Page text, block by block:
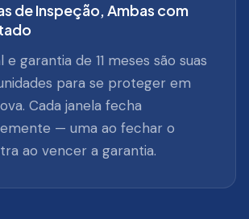
de Inspeção, Ambas com
e garantia de 11 meses são suas
para se proteger em
Cada janela fecha
— uma ao fechar o
ao vencer a garantia.